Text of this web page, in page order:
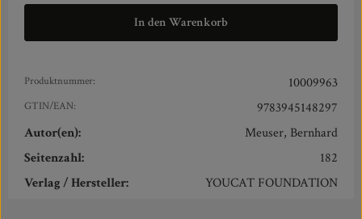
In den Warenkorb
Produktnummer: 10009963
GTIN/EAN:
9783945148297
Autor(en):
Meuser, Bernhard
Seitenzahl:
182
Verlag / Hersteller:
YOUCAT FOUNDATION